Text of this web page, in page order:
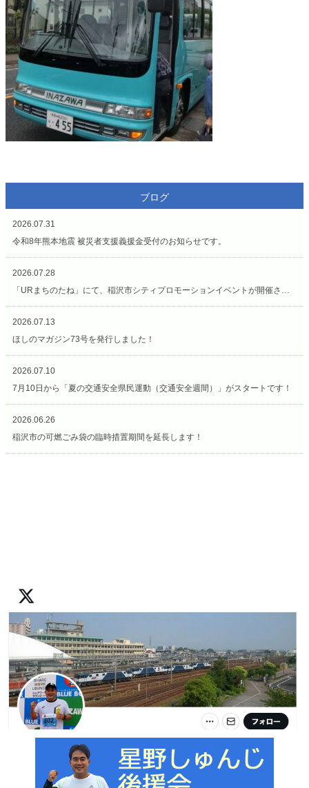
ブログ
2026.07.31
令和8年熊本地震 被災者支援義援金受付のお知らせです。
2026.07.28
「URまちのたね」にて、稲沢市シティプロモーションイベントが開催されています（7/27〜8/2）
2026.07.13
ほしのマガジン73号を発行しました！
2026.07.10
7月10日から「夏の交通安全県民運動（交通安全週間）」がスタートです！
2026.06.26
稲沢市の可燃ごみ袋の臨時措置期間を延長します！